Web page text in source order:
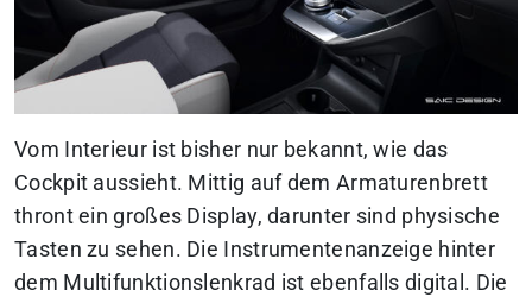
Vom Interieur ist bisher nur bekannt, wie das
Cockpit aussieht. Mittig auf dem Armaturenbrett
thront ein großes Display, darunter sind physische
Tasten zu sehen. Die Instrumentenanzeige hinter
dem Multifunktionslenkrad ist ebenfalls digital. Die